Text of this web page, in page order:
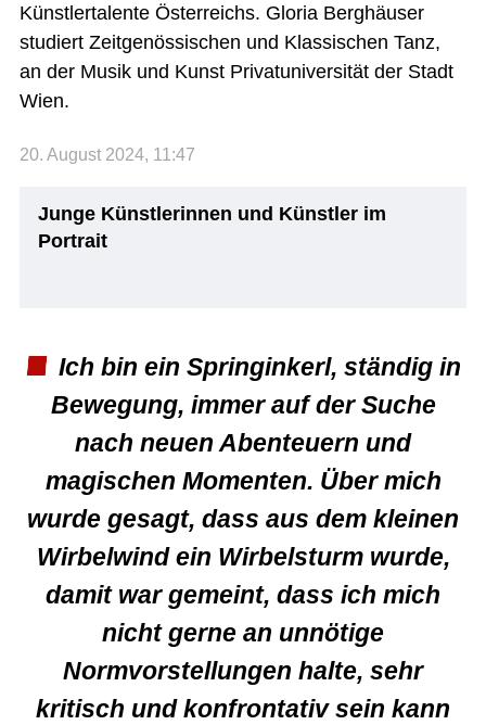
Künstlertalente Österreichs. Gloria Berghäuser
studiert Zeitgenössischen und Klassischen Tanz,
an der Musik und Kunst Privatuniversität der Stadt
Wien.
20. August 2024, 11:47
Junge Künstlerinnen und Künstler im
Portrait
Ich bin ein Springinkerl, ständig in
Bewegung, immer auf der Suche
nach neuen Abenteuern und
magischen Momenten. Über mich
wurde gesagt, dass aus dem kleinen
Wirbelwind ein Wirbelsturm wurde,
damit war gemeint, dass ich mich
nicht gerne an unnötige
Normvorstellungen halte, sehr
kritisch und konfrontativ sein kann